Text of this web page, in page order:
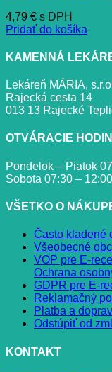
4,79 € s DPH
Pridať do košíka
KAMENNÁ
Lekáreň MÁRIA, s.r.o
Rajecká cesta 14
013 13 Rajecké
OTVÁRACIE
Pondelok – Piatok
Sobota 07:30 – 12:00
VŠETKO O
Často kladené
Všeobecné
VOP pre E-
Ochrana
GDPR pre E-
Reklamačný
Platba a
Odstúpiť od
KONTAKT